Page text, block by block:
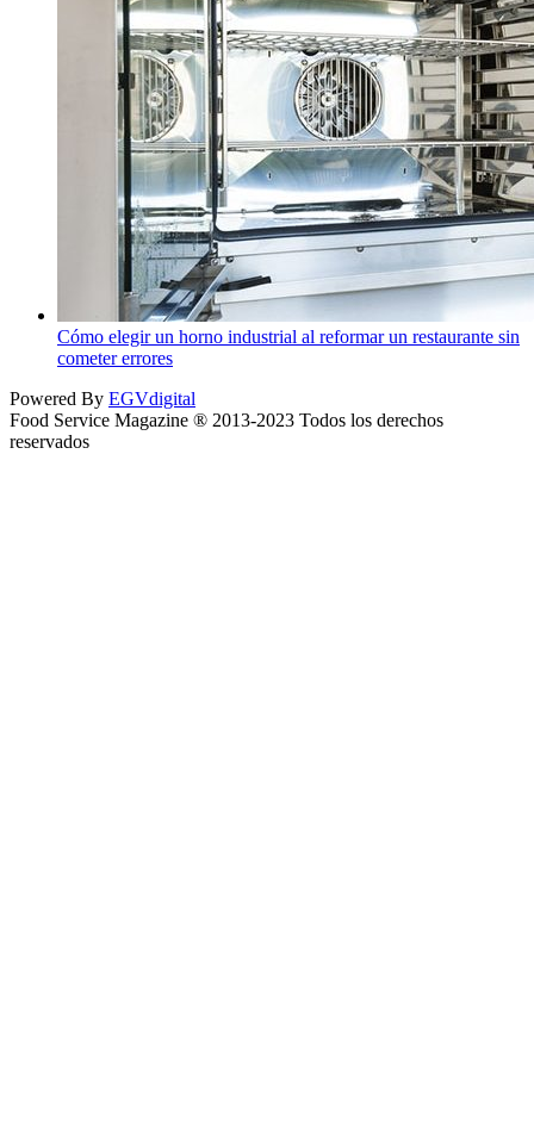
Cómo elegir un horno industrial al reformar un restaurante sin
cometer errores
Powered By EGVdigital
Food Service Magazine ® 2013-2023 Todos los derechos
reservados